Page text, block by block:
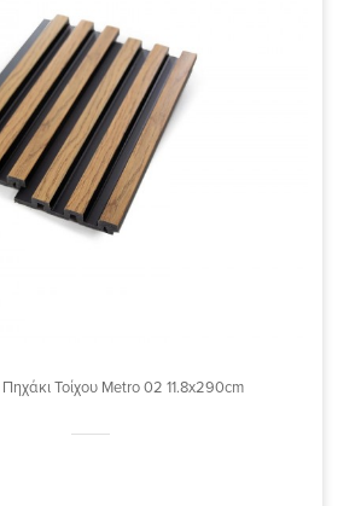
Τοίχου Metro 02 11.8x290cm